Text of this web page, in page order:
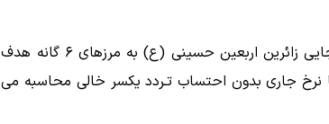
خضری یاد آور شد:نرخ های ابلاغی صرفاً مربوط به جابجایی زائرین اربعین حسینی (ع) به مرزهای ۶ گانه هدف
جاری بدون احتساب تـردد یکسر خالی محاسبه می